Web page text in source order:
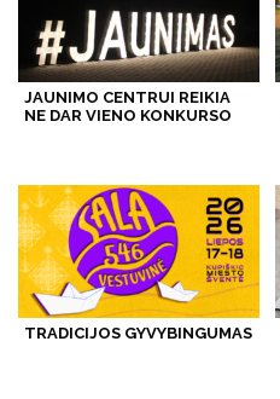
JAUNIMO CENTRUI REIKIA
NE DAR VIENO KONKURSO
TRADICIJOS GYVYBINGUMAS